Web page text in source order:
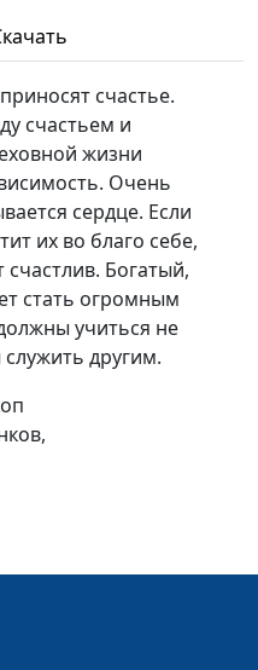
Виталий Синикоп,
Александр
Богданенков,
священнослужитель
Юлия Синицына,
Олег Гончаров,
магистр богословия,
взаимодействию с
религиозными
объединениями при
Российской
магистр богословия,
счастье.
счастьем и
жизни
Очень
сердце. Если
их во благо себе,
Богатый,
стать огромным
учиться не
другим.